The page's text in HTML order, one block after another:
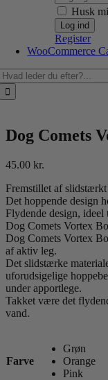
Husk
Register
WooCommerce
Dog Comets
45.00 kr.
Fremstillet af
Det hoppende design
Flydende design, ideel
Dog Comets Vortex
Dog Comets Vortex
af aktiv leg.
Det slidstærke
uforudsigelige
under apportlege.
Takket være det
vand.
Farve
Grøn
Orange
Pink